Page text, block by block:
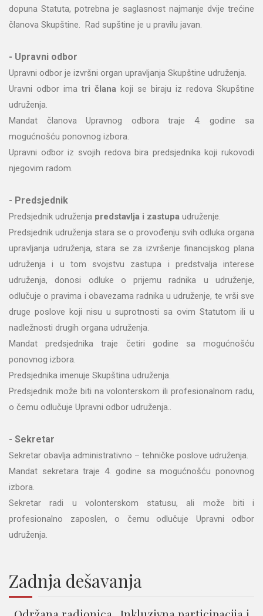
dopuna Statuta, potrebna je saglasnost najmanje dvije trećine
članova Skupštine. Rad supštine je u pravilu javan.
- Upravni odbor
Upravni odbor je izvršni organ upravljanja Skupštine udruženja.
Uravni odbor ima tri člana koji se biraju iz redova Skupštine
udruženja.
Mandat članova Upravnog odbora traje 4. godine sa
mogućnošću ponovnog izbora.
Upravni odbor iz svojih redova bira predsjednika koji rukovodi
njegovim radom.
- Predsjednik
Predsjednik udruženja predstavlja i zastupa udruženje.
Predsjednik udruženja stara se o provođenju svih odluka organa
upravljanja udruženja, stara se za izvršenje financijskog plana
udruženja i u tom svojstvu zastupa i predstvalja interese
udruženja, donosi odluke o prijemu radnika u udruženje,
odlučuje o pravima i obavezama radnika u udruženje, te vrši sve
druge poslove koji nisu u suprotnosti sa ovim Statutom ili u
nadležnosti drugih organa udruženja.
Mandat predsjednika traje četiri godine sa mogućnošću
ponovnog izbora.
Predsjednika imenuje Skupština udruženja.
Predsjednik može biti na volonterskom ili profesionalnom radu,
o čemu odlučuje Upravni odbor udruženja..
- Sekretar
Sekretar obavlja administrativno – tehničke poslove udruženja.
Mandat sekretara traje 4. godine sa mogućnošću ponovnog
izbora.
Sekretar radi u volonterskom statusu, ali može biti i
profesionalno zaposlen, o čemu odlučuje Upravni odbor
udruženja.
Zadnja dešavanja